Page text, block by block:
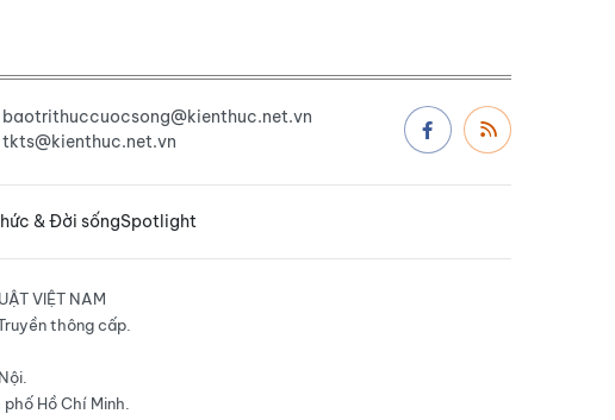
baotrithuccuocsong@kienthuc.net.vn
tkts@kienthuc.net.vn
& Đời sốngSpotlight
VIỆT NAM
thông cấp.
Hồ Chí Minh.